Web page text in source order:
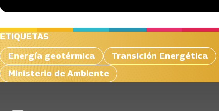
ETIQUETAS
Energía geotérmica
Transición Energética
Ministerio de Ambiente